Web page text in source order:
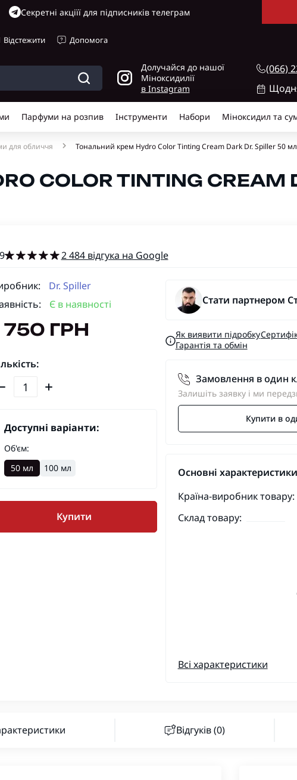
Cекретні акціїї для підписників телеграм
Відстежити Допомога
Долучайся до нашої
Міноксидилії
в Instagram
(066)
Парфуми на розпив Інструменти Набори Міноксидил та
для обличчя Тональний крем Hydro Color Tinting Cream Dark Dr. Spiller 50 мл
COLOR TINTING CREAM
2 484 відгука на Google
Dr. Spiller
Є в наявності
750 ГРН
Доступні варіанти:
Об'єм:
50 мл
100 мл
Купити
Стати партнером
Як виявити підробку
Гарантія та обмін
Замовлення в один
Залишіть заявку і ми
Купити в
Основні характеристики
Країна-виробник товару:
Склад товару:
Всі характеристики
Відгуків (0)